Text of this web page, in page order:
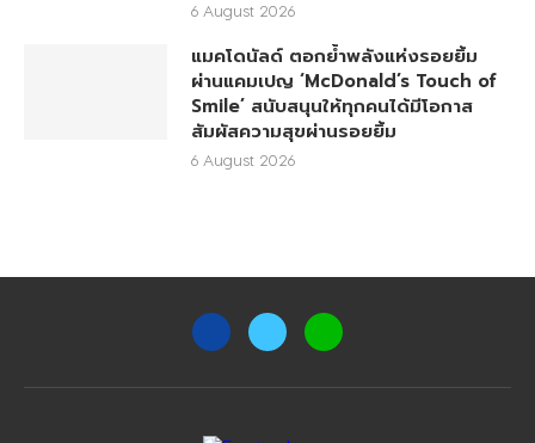
6 August 2026
แมคโดนัลด์ ตอกย้ำพลังแห่งรอยยิ้ม
ผ่านแคมเปญ ‘McDonald’s Touch of
Smile’ สนับสนุนให้ทุกคนได้มีโอกาส
สัมผัสความสุขผ่านรอยยิ้ม
6 August 2026